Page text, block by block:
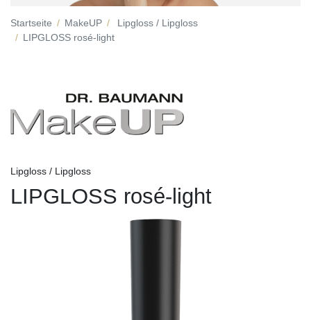
Startseite MakeUP
Lipgloss / Lipgloss
LIPGLOSS rosé-light
Lipgloss / Lipgloss
LIPGLOSS rosé-light